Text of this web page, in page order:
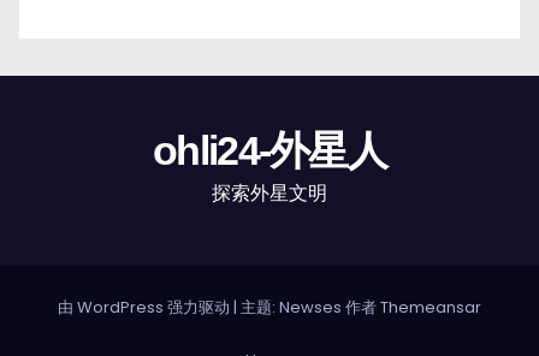
ohli24-外星人
探索外星文明
由 WordPress 强力驱动 | 主题: Newses 作者Themeansar